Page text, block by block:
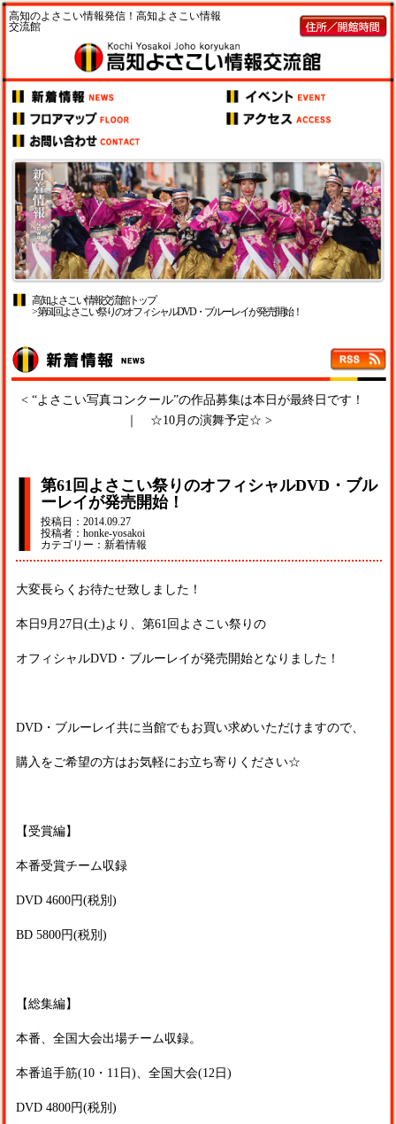
高知のよさこい情報発信！高知よさこい情報
交流館
高知よさこい情報交流館トップ
> 第61回よさこい祭りのオフィシャルDVD・ブルーレイが発売開始！
<“よさこい写真コンクール”の作品募集は本日が最終日です！
☆10月の演舞予定☆ >
第61回よさこい祭りのオフィシャルDVD・ブル
ーレイが発売開始！
投稿日：2014.09.27
投稿者：honke-yosakoi
カテゴリー：新着情報
大変長らくお待たせ致しました！
本日 9月 27 日 (土)より、第61 回よさこい祭りの
オフィシャルDVD ・ブルーレイが発売開始となりました！
DVD ・ブルーレイ共に当館でもお買い求めいただけますので、
購入をご希望の方はお気軽にお立ち寄りください☆
【受賞編】
本番受賞チーム収録
DVD 4600円(税別)
BD 5800円(税別)
【総集編】
本番、全国大会出場チーム収録。
本番追手筋(10 ・ 11 日 )、全国大会(12 日 )
DVD 4800円(税別)